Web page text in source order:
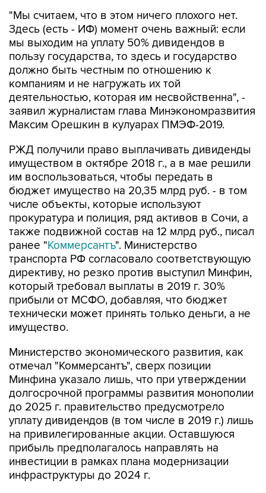
"Мы считаем, что в этом ничего плохого нет.
Здесь (есть - ИФ) момент очень важный: если
мы выходим на уплату 50% дивидендов в
пользу государства, то здесь и государство
должно быть честным по отношению к
компаниям и не нагружать их той
деятельностью, которая им несвойственна", -
заявил журналистам глава Минэкономразвития
Максим Орешкин в кулуарах ПМЭФ-2019.
РЖД получили право выплачивать дивиденды
имуществом в октябре 2018 г., а в мае решили
им воспользоваться, чтобы передать в
бюджет имущество на 20,35 млрд руб. - в том
числе объекты, которые используют
прокуратура и полиция, ряд активов в Сочи, а
также подвижной состав на 12 млрд руб., писал
ранее "Коммерсантъ". Министерство
транспорта РФ согласовало соответствующую
директиву, но резко против выступил Минфин,
который требовал выплаты в 2019 г. 30%
прибыли от МСФО, добавляя, что бюджет
технически может принять только деньги, а не
имущество.
Министерство экономического развития, как
отмечал "Коммерсантъ", сверх позиции
Минфина указало лишь, что при утверждении
долгосрочной программы развития монополии
до 2025 г. правительство предусмотрело
уплату дивидендов (в том числе в 2019 г.) лишь
на привилегированные акции. Оставшуюся
прибыль предполагалось направлять на
инвестиции в рамках плана модернизации
инфраструктуры до 2024 г.